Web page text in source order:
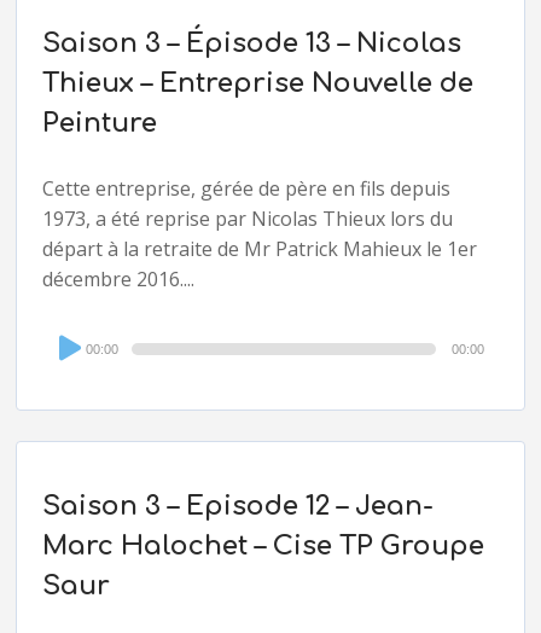
Saison 3 – Épisode 13 – Nicolas
Thieux – Entreprise Nouvelle de
Peinture
Cette entreprise, gérée de père en fils depuis
1973, a été reprise par Nicolas Thieux lors du
départ à la retraite de Mr Patrick Mahieux le 1er
décembre 2016....
Audio
Player
00:00 00:00
Saison 3 – Episode 12 – Jean-
Marc Halochet – Cise TP Groupe
Saur